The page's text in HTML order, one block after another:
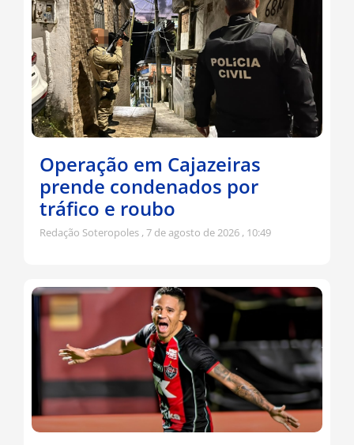
Operação em Cajazeiras
prende condenados por
tráfico e roubo
Redação Soteropoles 7 de agosto de 2026 10:49